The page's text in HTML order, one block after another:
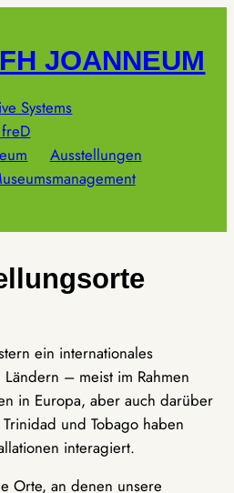
JOANNEUM
Systems
Ausstellungen
ein internationales
– meist im Rahmen
in Europa, aber auch darüber
und Tobago haben
interagiert.
Orte, an denen unsere